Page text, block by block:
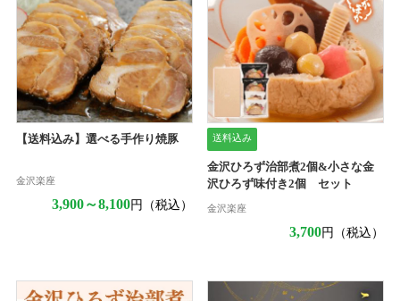
【送料込み】選べる手作り焼豚
金沢楽座
3,900～8,100円（税込）
送料込み
金沢ひろず治部煮2個&小さな金
沢ひろず味付き2個 セット
金沢楽座
3,700円（税込）